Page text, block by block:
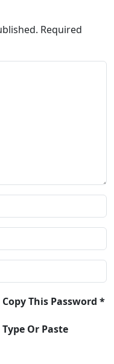
Required
This Password *
Or Paste